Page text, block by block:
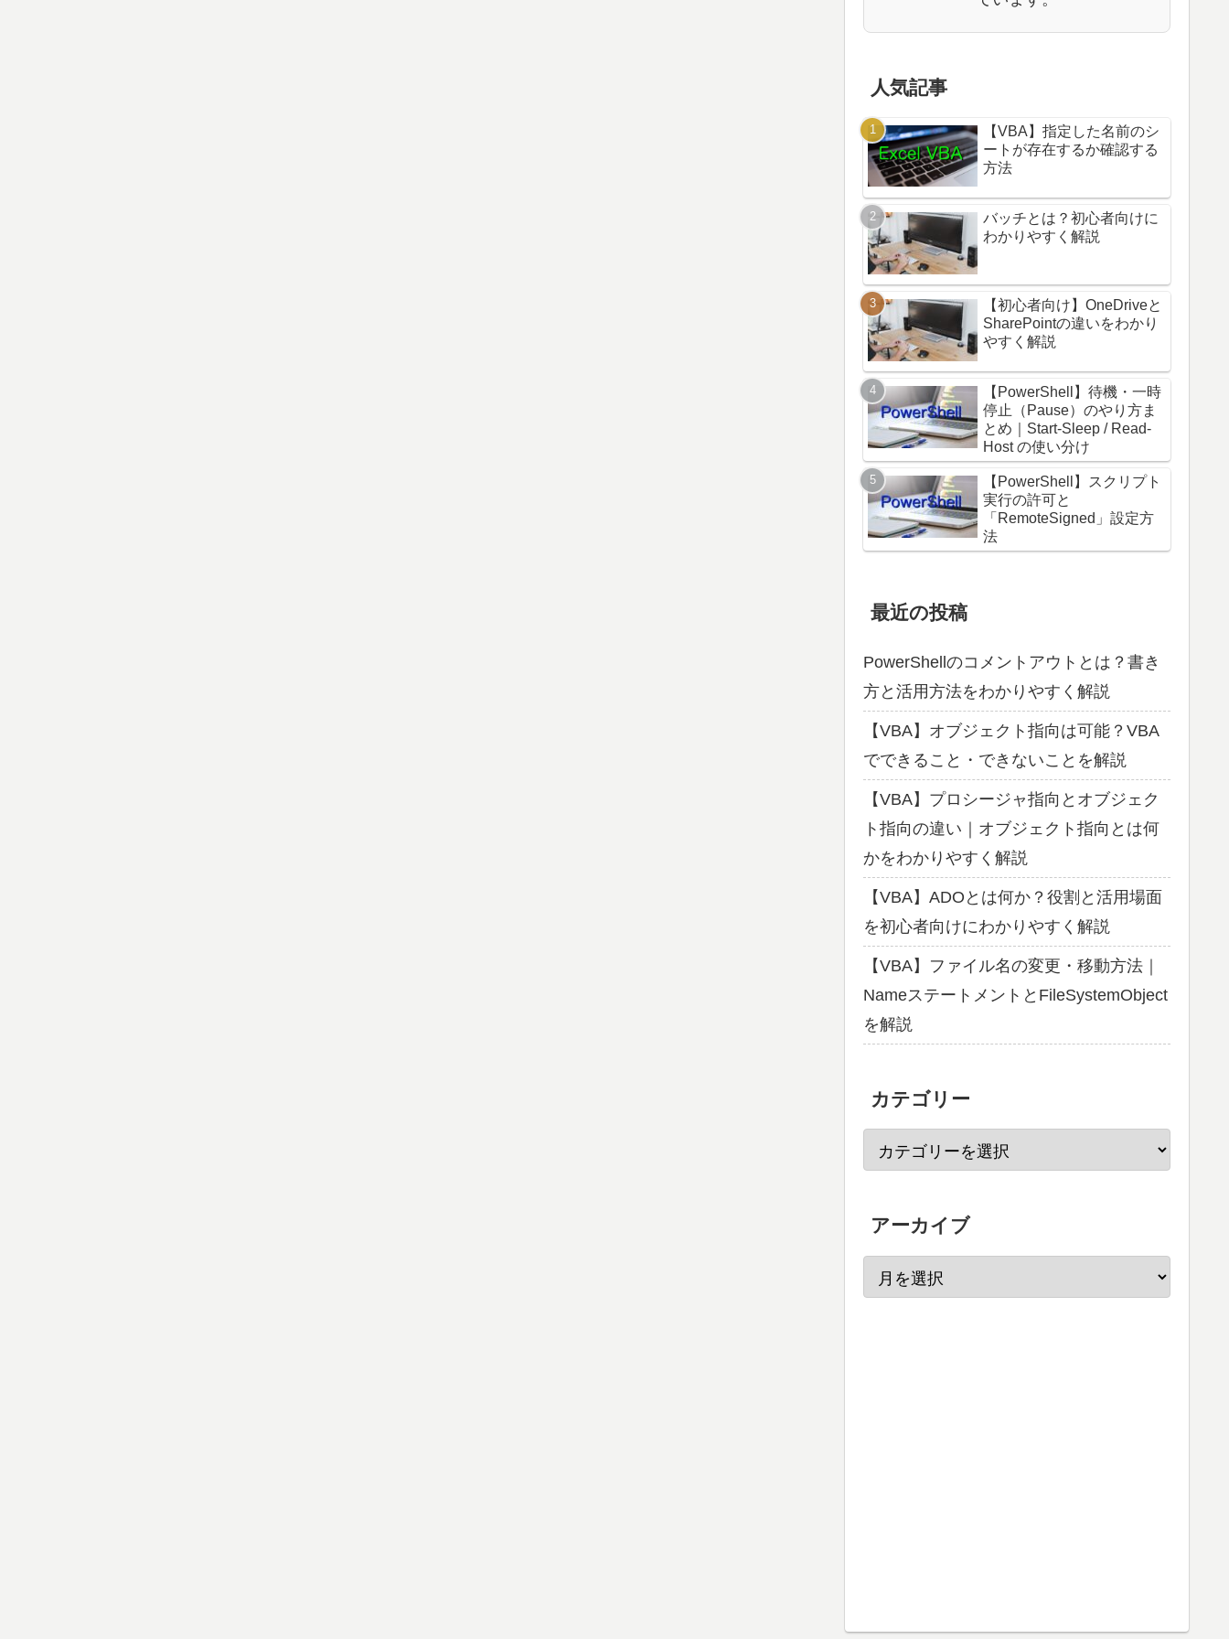
人気記事
【VBA】指定した名前のシ
ートが存在するか確認する
方法
バッチとは？初心者向けに
わかりやすく解説
【初心者向け】OneDriveと
SharePointの違いをわかり
やすく解説
【PowerShell】待機・一時
停止（Pause）のやり方ま
とめ｜Start-Sleep / Read-
Host の使い分け
【PowerShell】スクリプト
実行の許可と
「RemoteSigned」設定方
法
最近の投稿
PowerShellのコメントアウトとは？書き
方と活用方法をわかりやすく解説
【VBA】オブジェクト指向は可能？VBA
でできること・できないことを解説
【VBA】プロシージャ指向とオブジェク
ト指向の違い｜オブジェクト指向とは何
かをわかりやすく解説
【VBA】ADOとは何か？役割と活用場面
を初心者向けにわかりやすく解説
【VBA】ファイル名の変更・移動方法｜
NameステートメントとFileSystemObject
を解説
カテゴリー
アーカイブ